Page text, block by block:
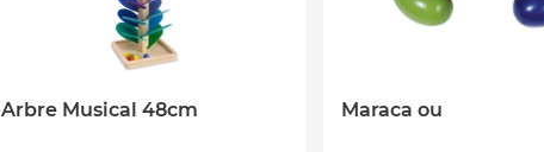
Arbre Musical 48cm Maraca ou